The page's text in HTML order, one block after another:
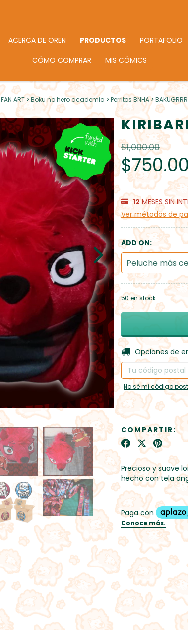
ACERCA DE OREN PRODUCTOS PORTAFOLIO
CÓMO COMPRAR
MIS CÓMICS
FAN ART > Boku no hero academia > Perritos BNHA > BAKUGRRR
$1,000.00
12 MESES SIN
Ver métodos de
ADD ON:
50en stock
Entregas para el
Opciones de
No sé mi código
COMPARTIR:
Precioso y suave
hecho con tela